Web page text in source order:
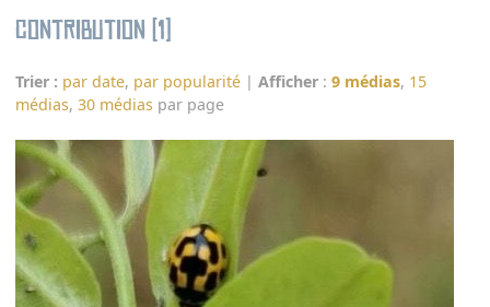
Contribution (1)
Trier : par date, par popularité |Afficher :9 médias, 15
médias,30 médias par page